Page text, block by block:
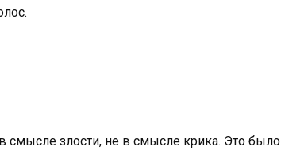
смысле злости, не в смысле крика. Это было